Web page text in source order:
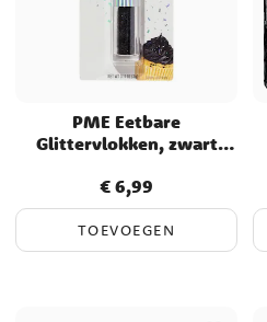
PME Eetbare
Glittervlokken, zwart
Prijs:€ 6,99
€ 6,99
TOEVOEGEN